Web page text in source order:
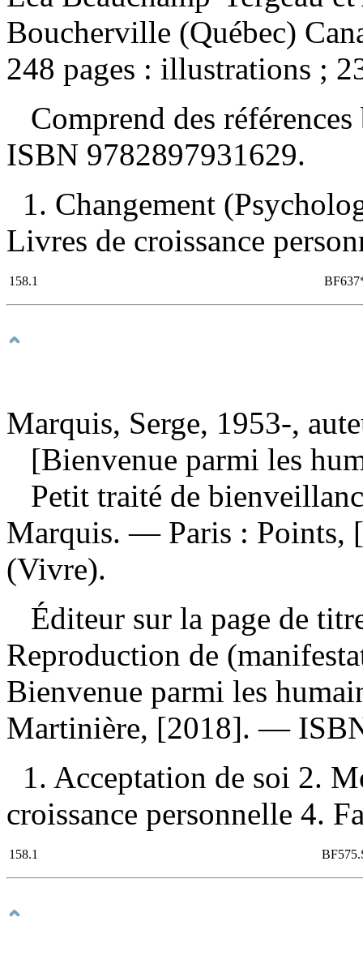
Boucherville (Québec)
248 pages : illustrations ;
Comprend des
ISBN 9782897931629.
1. Changement
Livres de croissance
158.1
Marquis, Serge, 1953-,
[Bienvenue parmi les
Petit traité de
Marquis. — Paris :
(Vivre).
Éditeur sur la page de
Reproduction de
Bienvenue parmi les
Martinière, [2018]. —
1. Acceptation de soi 2.
croissance personnelle 4.
158.1